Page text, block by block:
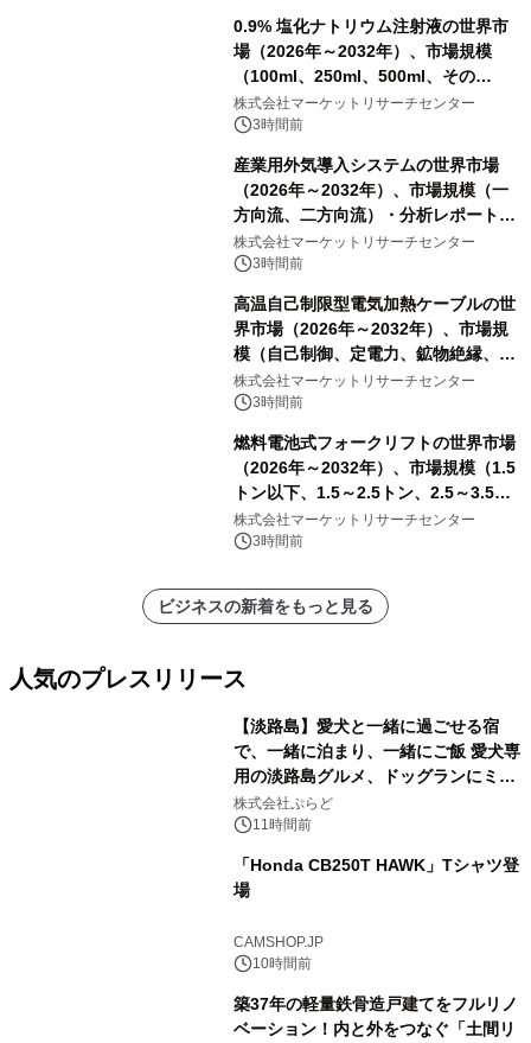
0.9% 塩化ナトリウム注射液の世界市
場（2026年～2032年）、市場規模
（100ml、250ml、500ml、その
他）・分析レポートを発表
株式会社マーケットリサーチセンター
3時間前
産業用外気導入システムの世界市場
（2026年～2032年）、市場規模（一
方向流、二方向流）・分析レポートを
発表
株式会社マーケットリサーチセンター
3時間前
高温自己制限型電気加熱ケーブルの世
界市場（2026年～2032年）、市場規
模（自己制御、定電力、鉱物絶縁、表
皮効果）・分析レポートを発表
株式会社マーケットリサーチセンター
3時間前
燃料電池式フォークリフトの世界市場
（2026年～2032年）、市場規模（1.5
トン以下、1.5～2.5トン、2.5～3.5ト
ン、3.5～5.0トン、その他）・分析レ
ポートを発表
株式会社マーケットリサーチセンター
3時間前
ビジネスの新着をもっと見る
人気のプレスリリース
【淡路島】愛犬と一緒に過ごせる宿
で、一緒に泊まり、一緒にご飯 愛犬専
用の淡路島グルメ、ドッグランにミニ
プール グランピングとトレーラーハウ
スの2施設で
株式会社ぷらど
11時間前
「Honda CB250T HAWK」Tシャツ登
場
CAMSHOP.JP
10時間前
築37年の軽量鉄骨造戸建てをフルリノ
ベーション！内と外をつなぐ「土間リ